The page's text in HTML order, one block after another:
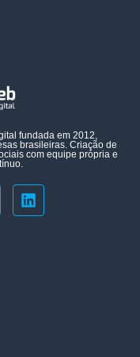
fundada em 2012,
brasileiras. Criação de
com equipe própria e